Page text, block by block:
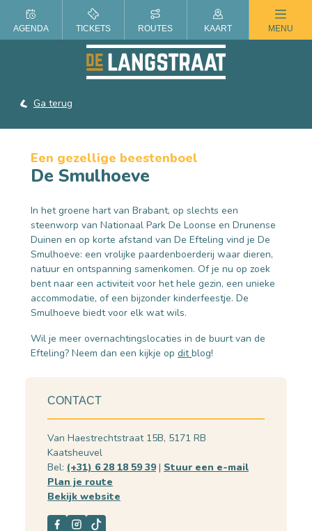
ZOMER IN DE LANGSTRAAT
Ga terug
Een gezellige beestenboel
De Smulhoeve
In het groene hart van Brabant, op slechts een
steenworp van Nationaal Park De Loonse en Drunense
Duinen en op korte afstand van De Efteling vind je De
Smulhoeve: een vrolijke paardenboerderij waar dieren,
natuur en ontspanning samenkomen. Of je nu op zoek
bent naar een activiteit voor het hele gezin, een unieke
accommodatie, of een bijzonder kinderfeestje. De
Smulhoeve biedt voor elk wat wils.
Wil je meer overnachtingslocaties in de buurt van de
Efteling? Neem dan een kijkje op ditblog!
CONTACT
Van Haestrechtstraat 15B, 5171 RB
Kaatsheuvel
Bel: (+31) 6 28 18 59 39 | Stuur een e-mail
Plan je route
Bekijk website
AGENDA TICKETS ROUTES KAART MENU